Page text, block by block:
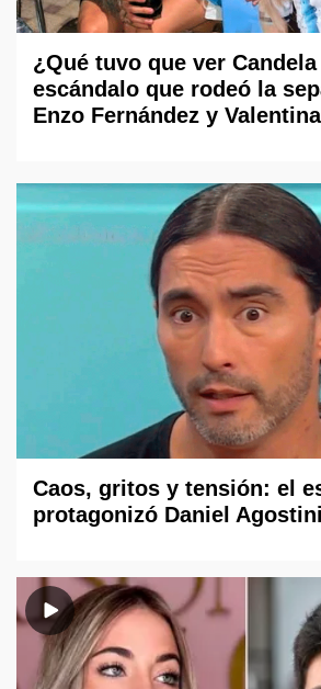
¿Qué tuvo que ver
escándalo que rodeó la
Enzo Fernández y
Caos, gritos y tensión: el
protagonizó Daniel